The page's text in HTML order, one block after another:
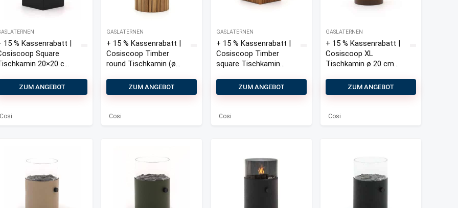
15 % Kassenrabatt |
Square
20×20 cm
ZUM ANGEBOT
Cosi
GASLATERNEN
+ 15 % Kassenrabatt |
Cosiscoop Timber
round Tischkamin (ø
ZUM ANGEBOT
Cosi
GASLATERNEN
+ 15 % Kassenrabatt |
Cosiscoop Timber
square Tischkamin
ZUM ANGEBOT
Cosi
GASLATERNEN
+ 15 % Kassenrabatt |
Cosiscoop XL
Tischkamin ø 20 cm
ZUM ANGEBOT
Cosi